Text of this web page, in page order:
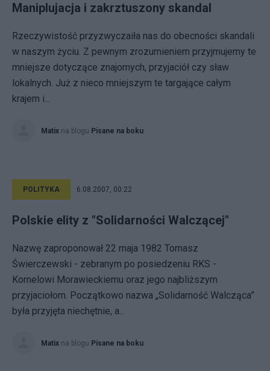
Maniplujacja i zakrztuszony skandal
Rzeczywistość przyzwyczaiła nas do obecności skandali
w naszym życiu. Z pewnym zrozumieniem przyjmujemy te
mniejsze dotyczące znajomych, przyjaciół czy sław
lokalnych. Już z nieco mniejszym te targające całym
krajem i...
Matix na blogu Pisane na boku
POLITYKA 6.08.2007, 00:22
Polskie elity z "Solidarności Walczącej"
Nazwę zaproponował 22 maja 1982 Tomasz
Świerczewski - zebranym po posiedzeniu RKS -
Kornelowi Morawieckiemu oraz jego najbliższym
przyjaciołom. Początkowo nazwa „Solidarność Walcząca”
była przyjęta niechętnie, a...
Matix na blogu Pisane na boku